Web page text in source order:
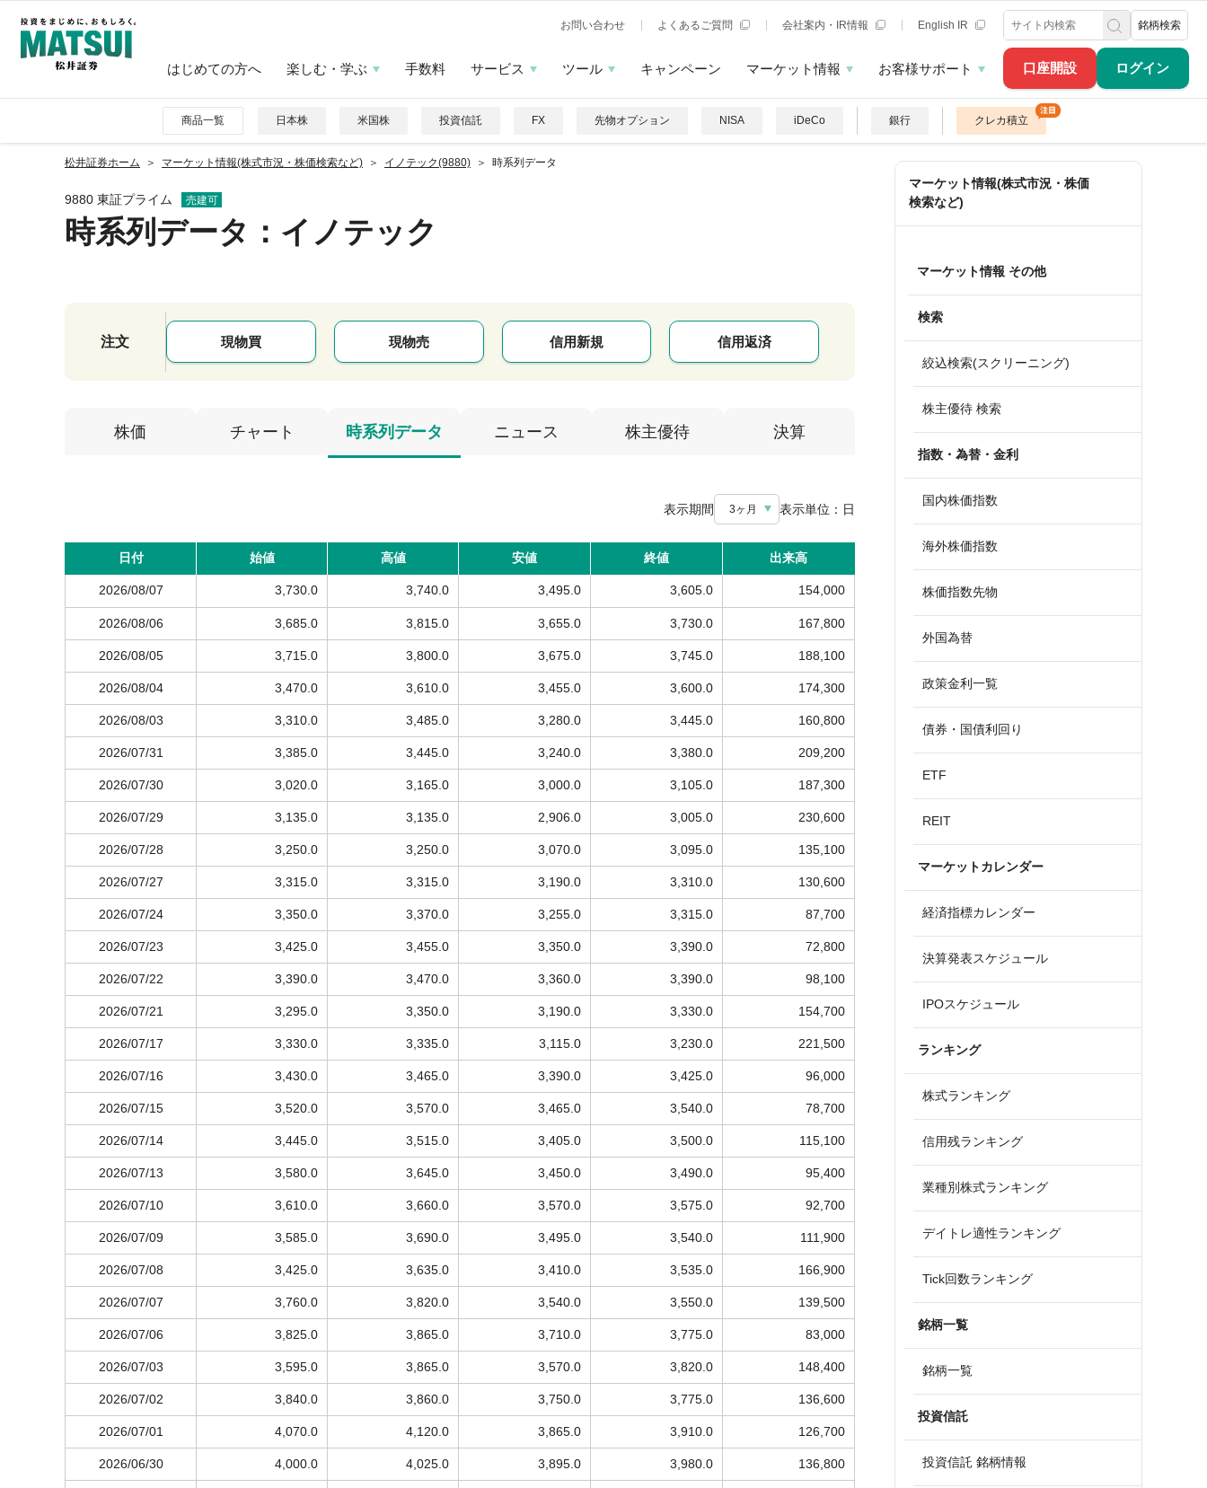
口座開設 ログイン
お問い合わせ よくあるご質問 会社案内・IR情報 English IR 銘柄検索
はじめての方へ 楽しむ・学ぶ 手数料 サービス ツール キャンペーン マーケット情報 お客様サポート
商品一覧 日本株 米国株 投資信託 FX 先物オプション NISA iDeCo 銀行 クレカ積立
松井証券ホーム マーケット情報(株式市況・株価検索など) イノテック(9880) 時系列データ
9880 東証プライム 売建可
時系列データ ：イノテック
注文 現物買 現物売 信用新規 信用返済
株価 チャート 時系列データ ニュース 株主優待 決算
表示期間 3ヶ月 表示単位： 日
日付 始値 高値 安値 終値 出来高
2026/08/07 3,730.0 3,740.0 3,495.0 3,605.0 154,000
2026/08/06 3,685.0 3,815.0 3,655.0 3,730.0 167,800
2026/08/05 3,715.0 3,800.0 3,675.0 3,745.0 188,100
2026/08/04 3,470.0 3,610.0 3,455.0 3,600.0 174,300
2026/08/03 3,310.0 3,485.0 3,280.0 3,445.0 160,800
2026/07/31 3,385.0 3,445.0 3,240.0 3,380.0 209,200
2026/07/30 3,020.0 3,165.0 3,000.0 3,105.0 187,300
2026/07/29 3,135.0 3,135.0 2,906.0 3,005.0 230,600
2026/07/28 3,250.0 3,250.0 3,070.0 3,095.0 135,100
2026/07/27 3,315.0 3,315.0 3,190.0 3,310.0 130,600
2026/07/24 3,350.0 3,370.0 3,255.0 3,315.0 87,700
2026/07/23 3,425.0 3,455.0 3,350.0 3,390.0 72,800
2026/07/22 3,390.0 3,470.0 3,360.0 3,390.0 98,100
2026/07/21 3,295.0 3,350.0 3,190.0 3,330.0 154,700
2026/07/17 3,330.0 3,335.0 3,115.0 3,230.0 221,500
2026/07/16 3,430.0 3,465.0 3,390.0 3,425.0 96,000
2026/07/15 3,520.0 3,570.0 3,465.0 3,540.0 78,700
2026/07/14 3,445.0 3,515.0 3,405.0 3,500.0 115,100
2026/07/13 3,580.0 3,645.0 3,450.0 3,490.0 95,400
2026/07/10 3,610.0 3,660.0 3,570.0 3,575.0 92,700
2026/07/09 3,585.0 3,690.0 3,495.0 3,540.0 111,900
2026/07/08 3,425.0 3,635.0 3,410.0 3,535.0 166,900
2026/07/07 3,760.0 3,820.0 3,540.0 3,550.0 139,500
2026/07/06 3,825.0 3,865.0 3,710.0 3,775.0 83,000
2026/07/03 3,595.0 3,865.0 3,570.0 3,820.0 148,400
2026/07/02 3,840.0 3,860.0 3,750.0 3,775.0 136,600
2026/07/01 4,070.0 4,120.0 3,865.0 3,910.0 126,700
2026/06/30 4,000.0 4,025.0 3,895.0 3,980.0 136,800
マーケット情報(株式市況・株価
検索など)
マーケット情報 その他
検索
絞込検索(スクリーニング)
株主優待 検索
指数・為替・金利
国内株価指数
海外株価指数
株価指数先物
外国為替
政策金利一覧
債券・国債利回り
ETF
REIT
マーケットカレンダー
経済指標カレンダー
決算発表スケジュール
IPOスケジュール
ランキング
株式ランキング
信用残ランキング
業種別株式ランキング
デイトレ適性ランキング
Tick回数ランキング
銘柄一覧
銘柄一覧
投資信託
投資信託 銘柄情報